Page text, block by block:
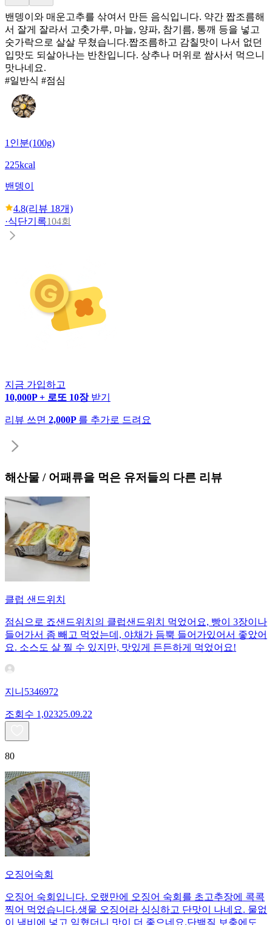
밴뎅이와 매운고추를 삮여서 만든 음식입니다. 약간 짭조름해
서 잘게 잘라서 고춧가루, 마늘, 양파, 참기름, 통깨 등을 넣고
숫가락으로 살살 무쳤습니다.짭조름하고 감칠맛이 나서 없던
입맛도 되살아나는 반찬입니다. 상추나 머위로 쌈사서 먹으니
맛나네요.
#일반식 #점심
1인분(100g)
225kcal
밴뎅이
4.8(리뷰 18개)
·식단기록104회
지금 가입하고
10,000P + 로또 10장 받기
리뷰 쓰면 2,000P 를 추가로 드려요
해산물 / 어패류을 먹은 유저들의 다른 리뷰
클럽 샌드위치
점심으로 죠샌드위치의 클럽샌드위치 먹었어요, 빵이 3장이나
들어가서 좀 빼고 먹었는데, 야채가 듬뿍 들어가있어서 좋았어
요. 소스도 살 찔 수 있지만, 맛있게 든든하게 먹었어요!
지니5346972
조회수 1,02325.09.22
80
오징어숙회
오징어 숙회입니다. 오랬만에 오징어 숙회를 초고추장에 콕콕
찍어 먹었습니다.생물 오징어라 싱싱하고 단맛이 나네요. 물없
이 냄비에 넣고 익혔더니 맛이 더 좋으네요.단백질 보충에도